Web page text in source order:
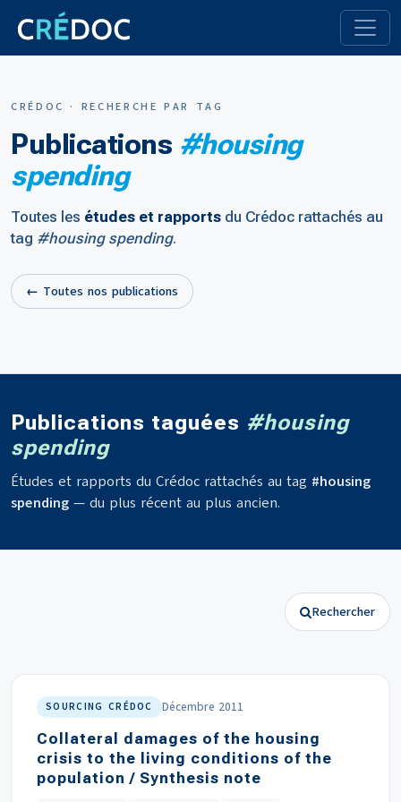
CRÉDOC · RECHERCHE PAR TAG
Publications #housing
spending
Toutes les études et rapports du Crédoc rattachés au
tag #housing spending.
← Toutes nos publications
Publications taguées #housing
spending
Études et rapports du Crédoc rattachés au tag #housing
spending — du plus récent au plus ancien.
Rechercher
SOURCING CRÉDOC Décembre 2011
Collateral damages of the housing
crisis to the living conditions of the
population / Synthesis note